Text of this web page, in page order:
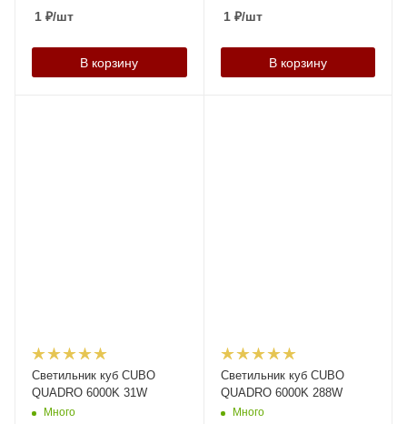
1 ₽/шт
В корзину
1₽/шт
В корзину
Светильник куб CUBO
QUADRO 6000K 31W
Много
Светильник куб CUBO
QUADRO 6000K 288W
Много